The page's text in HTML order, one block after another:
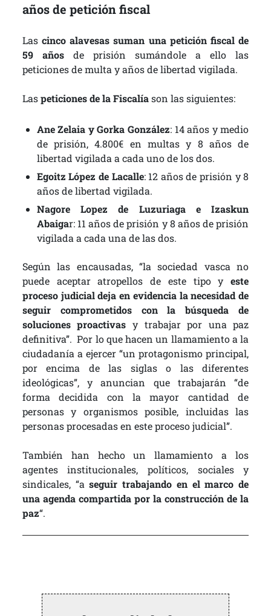
años de petición fiscal
Lascinco alavesas suman una petición fiscal de
59 añosde prisión sumándole a ello las
peticiones de multa y años de libertad vigilada.
Laspeticiones de la Fiscalíason las siguientes:
Ane Zelaia y Gorka González: 14 años y medio
de prisión, 4.800€ en multas y 8 años de
libertad vigilada a cada uno de los dos.
Egoitz López de Lacalle: 12 años de prisión y 8
años de libertad vigilada.
Nagore Lopez de Luzuriaga e Izaskun
Abaigar: 11 años de prisión y 8 años de prisión
vigilada a cada una de las dos.
Según las encausadas, “la sociedad vasca no
puede aceptar atropellos de este tipo yeste
proceso judicial deja en evidencia la necesidad de
seguir comprometidos con la búsqueda de
soluciones proactivas y trabajar por una paz
definitiva”. Por lo que hacen un llamamiento a la
ciudadanía a ejercer “un protagonismo principal,
por encima de las siglas o las diferentes
ideológicas”, y anuncian que trabajarán “de
forma decidida con la mayor cantidad de
personas y organismos posible, incluidas las
personas procesadas en este proceso judicial”.
También han hecho un llamamiento a los
agentes institucionales, políticos, sociales y
sindicales, “aseguir trabajando en el marco de
una agenda compartida por la construcción de la
paz“.